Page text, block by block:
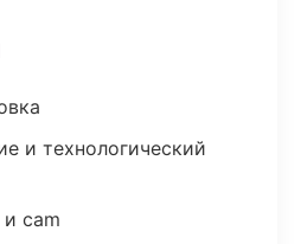
и технологический
cam